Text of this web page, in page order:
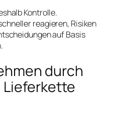
Kontrolle.
reagieren, Risiken
auf Basis
durch